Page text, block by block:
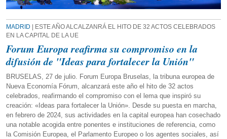
MADRID | ESTE AÑO ALCALZANRÁ EL HITO DE 32 ACTOS CELEBRADOS
EN LA CAPITAL DE LA UE
Forum Europa reafirma su compromiso en la
difusión de "Ideas para fortalecer la Unión"
BRUSELAS, 27 de julio. Forum Europa Bruselas, la tribuna europea de
Nueva Economía Fórum, alcanzará este año el hito de 32 actos
celebrados, reafirmando el compromiso con el lema que inspiró su
creación: «Ideas para fortalecer la Unión». Desde su puesta en marcha,
en febrero de 2024, sus actividades en la capital europea han cosechado
una notable acogida entre ponentes e instituciones de referencia, como
la Comisión Europea, el Parlamento Europeo o los agentes sociales, así